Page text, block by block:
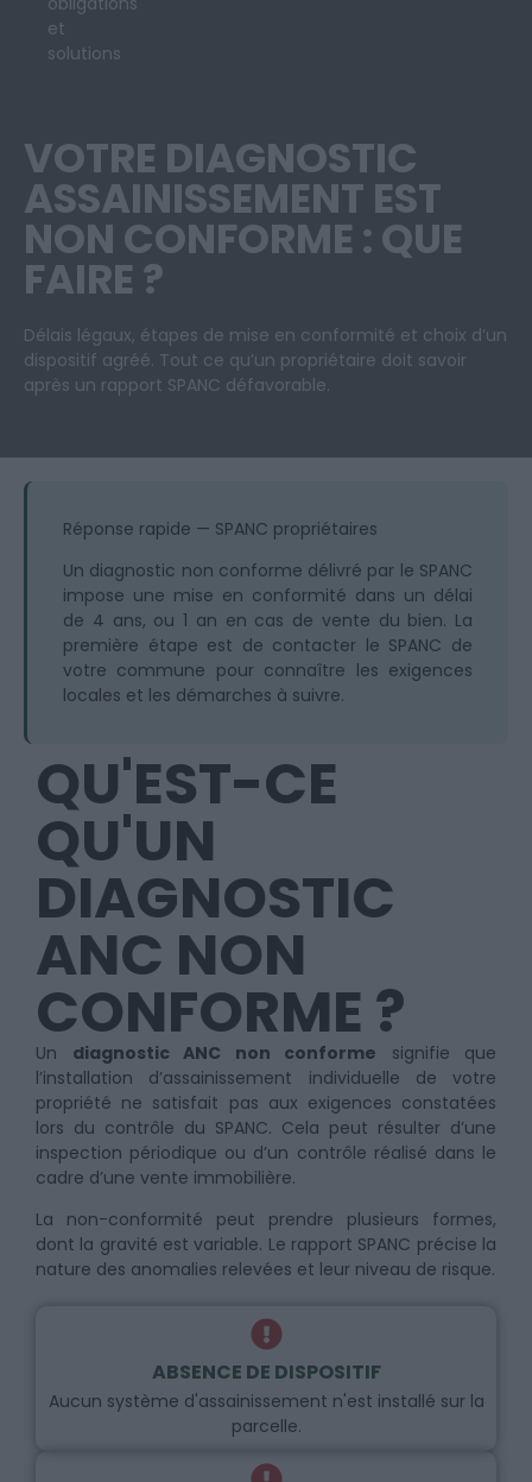
et
solutions
VOTRE DIAGNOSTIC
ASSAINISSEMENT EST
NON CONFORME : QUE
FAIRE ?
Délais légaux, étapes de mise en conformité et choix d’un
dispositif agréé. Tout ce qu’un propriétaire doit savoir
après un rapport SPANC défavorable.
Réponse rapide — SPANC propriétaires
Un diagnostic non conforme délivré par le SPANC
impose une mise en conformité dans un délai
de 4 ans, ou 1 an en cas de vente du bien. La
première étape est de contacter le SPANC de
votre commune pour connaître les exigences
locales et les démarches à suivre.
QU'EST-CE
QU'UN
DIAGNOSTIC
ANC NON
CONFORME ?
Un diagnostic ANC non conforme signifie que
l’installation d’assainissement individuelle de votre
propriété ne satisfait pas aux exigences constatées
lors du contrôle du SPANC. Cela peut résulter d’une
inspection périodique ou d’un contrôle réalisé dans le
cadre d’une vente immobilière.
La non-conformité peut prendre plusieurs formes,
dont la gravité est variable. Le rapport SPANC précise la
nature des anomalies relevées et leur niveau de risque.
ABSENCE DE DISPOSITIF
Aucun système d'assainissement n'est installé sur la
parcelle.